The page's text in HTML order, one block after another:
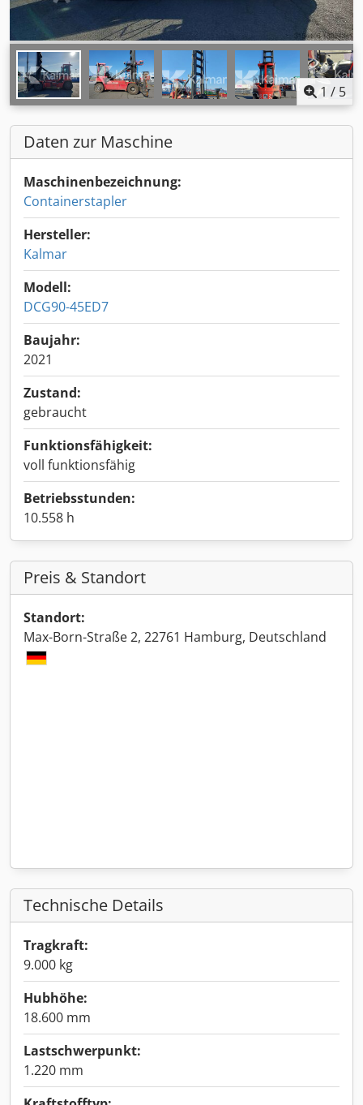
1 / 5
Daten zur Maschine
Maschinenbezeichnung:
Containerstapler
Hersteller:
Kalmar
Modell:
DCG90-45ED7
Baujahr:
2021
Zustand:
gebraucht
Funktionsfähigkeit:
voll funktionsfähig
Betriebsstunden:
10.558 h
Preis & Standort
Standort:
Max-Born-Straße 2, 22761 Hamburg, Deutschland
Technische Details
Tragkraft:
9.000 kg
Hubhöhe:
18.600 mm
Lastschwerpunkt:
1.220 mm